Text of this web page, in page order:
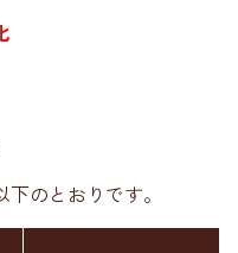
のとおりです。